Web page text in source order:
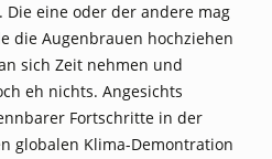
Die eine oder der andere mag
die Augenbrauen hochziehen
sich Zeit nehmen und
eh nichts. Angesichts
Fortschritte in der
globalen Klima-Demontration